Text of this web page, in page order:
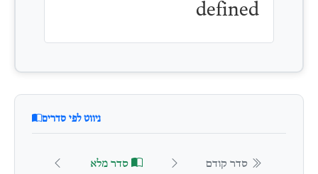
defined
ניווט לפי סדרים
סדר קודם סדר מלא